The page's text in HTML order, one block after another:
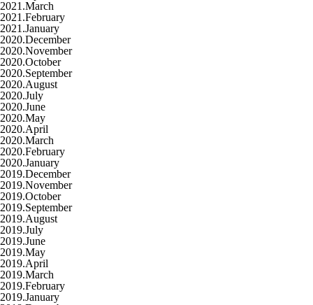
2021.March
2021.February
2021.January
2020.December
2020.November
2020.October
2020.September
2020.August
2020.July
2020.June
2020.May
2020.April
2020.March
2020.February
2020.January
2019.December
2019.November
2019.October
2019.September
2019.August
2019.July
2019.June
2019.May
2019.April
2019.March
2019.February
2019.January